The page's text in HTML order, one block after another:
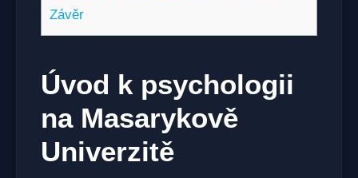
Závěr
Úvod k psychologii
na Masarykově
Univerzitě